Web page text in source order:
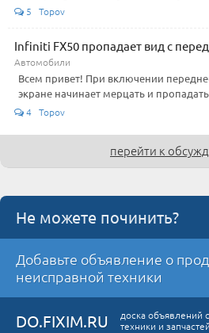
5 Topov
Infiniti FX50 пропадает вид с
Автомобили
Всем привет! При включении
экране начинает мерцать и
4 Topov
перейти к
Не можете починить?
Добавьте объявление о
неисправной техники
DO.FIXIM.RU
доска объявлений
техники и запчастей